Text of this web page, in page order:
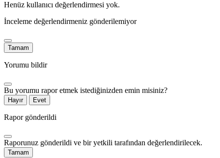
Henüz kullanıcı değerlendirmesi yok.
İnceleme değerlendirmeniz gönderilemiyor
Tamam
Yorumu bildir
Bu yorumu rapor etmek istediğinizden emin misiniz?
Hayır Evet
Rapor gönderildi
Raporunuz gönderildi ve bir yetkili tarafından değerlendirilecek.
Tamam